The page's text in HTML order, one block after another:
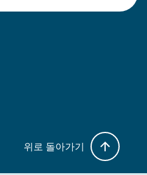
위로 돌아가기